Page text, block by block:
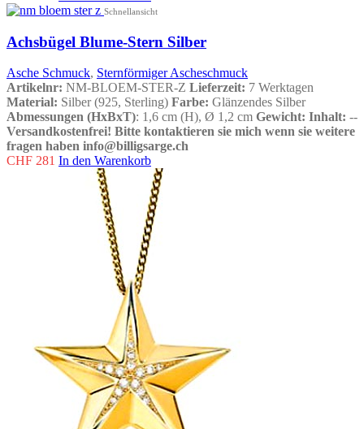
Schnellansicht
Achsbügel Blume-Stern Silber
Asche Schmuck, Sternförmiger Ascheschmuck
Artikelnr: NM-BLOEM-STER-Z Lieferzeit: 7 Werktagen
Material: Silber (925, Sterling) Farbe: Glänzendes Silber
Abmessungen (HxBxT): 1,6 cm (H), Ø 1,2 cm Gewicht: Inhalt: --
Versandkostenfrei! Bitte kontaktieren sie mich wenn sie weitere
fragen haben info@billigsarge.ch
CHF 281 In den Warenkorb